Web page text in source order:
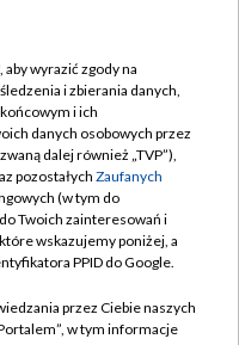
TVP
wyrazić zgody na
i zbierania danych,
i ich
danych osobowych przez
dalej również „TVP”),
pozostałych Zaufanych
(w tym do
Twoich zainteresowań i
wskazujemy poniżej, a
PPID do Google.
przez Ciebie naszych
w tym informacje